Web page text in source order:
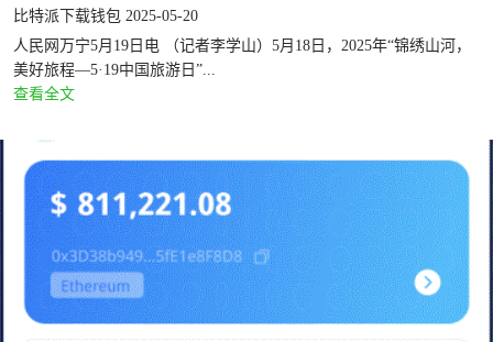
比特派下载钱包 2025-05-20
人民网万宁5月19日电 （记者李学山）5月18日，2025年“锦绣山河，
美好旅程—5·19中国旅游日”...
查看全文